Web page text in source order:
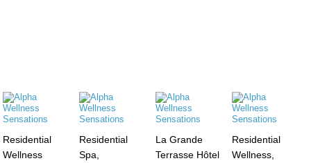
Residential
Wellness
Residential
Spa,
La Grande
Terrasse Hôtel
Residential
Wellness,